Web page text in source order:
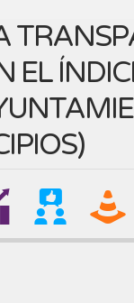
EL
)